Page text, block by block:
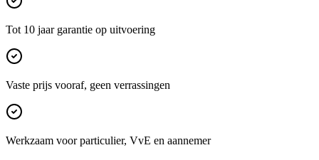
Tot 10 jaar garantie op uitvoering
Vaste prijs vooraf, geen verrassingen
Werkzaam voor particulier, VvE en aannemer